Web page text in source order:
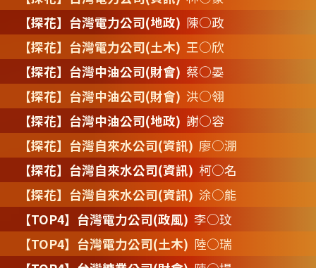
【探花】台灣電力公司(地政) 陳○政
【探花】台灣電力公司(土木) 王○欣
【探花】台灣中油公司(財會) 蔡○晏
【探花】台灣中油公司(財會) 洪○翎
【探花】台灣中油公司(地政) 謝○容
【探花】台灣自來水公司(資訊) 廖○淜
【探花】台灣自來水公司(資訊) 柯○名
【探花】台灣自來水公司(資訊) 涂○能
【TOP4】台灣電力公司(政風) 李○玟
【TOP4】台灣電力公司(土木) 陸○瑞